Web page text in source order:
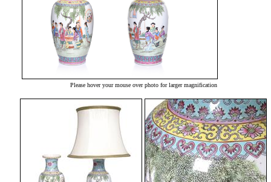
Please hover your mouse over photo for larger magnification